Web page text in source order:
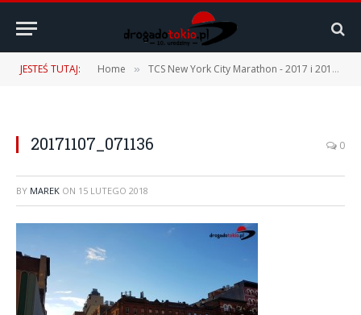
JESTEŚ TUTAJ: Home » TCS New York City Marathon - 2017 i 2019
20171107_071136 0
BY MAREK ON 15 LUTEGO 2018